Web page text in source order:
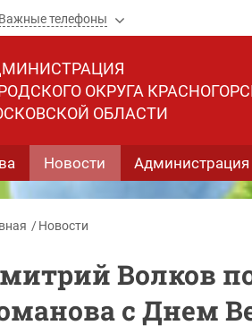
Важные телефоны
ОКРУГА
ОБЛАСТИ
Новости Администрация
Новости
Волков
с Днем